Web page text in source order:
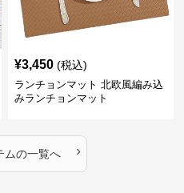
¥3,450 (税込)
ランチョンマット 北欧風編み込
みランチョンマット
ムの一覧へ ›